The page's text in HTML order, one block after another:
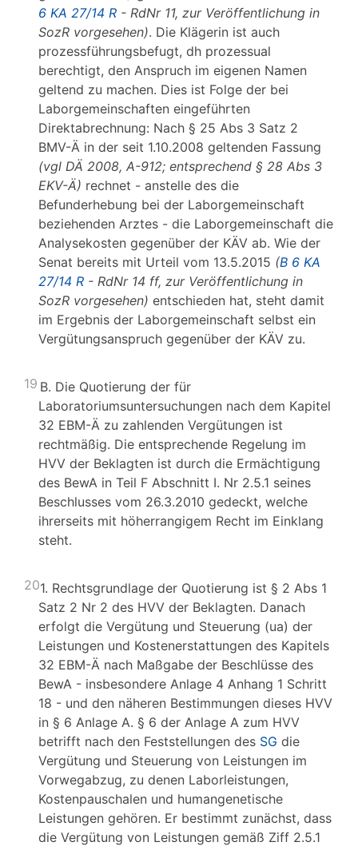
6 KA 27/14 R - RdNr 11, zur Veröffentlichung in
SozR vorgesehen). Die Klägerin ist auch
prozessführungsbefugt, dh prozessual
berechtigt, den Anspruch im eigenen Namen
geltend zu machen. Dies ist Folge der bei
Laborgemeinschaften eingeführten
Direktabrechnung: Nach § 25 Abs 3 Satz 2
BMV-Ä in der seit 1.10.2008 geltenden Fassung
(vgl DÄ 2008, A-912; entsprechend § 28 Abs 3
EKV-Ä) rechnet - anstelle des die
Befunderhebung bei der Laborgemeinschaft
beziehenden Arztes - die Laborgemeinschaft die
Analysekosten gegenüber der KÄV ab. Wie der
Senat bereits mit Urteil vom 13.5.2015 (B 6 KA
27/14 R - RdNr 14 ff, zur Veröffentlichung in
SozR vorgesehen) entschieden hat, steht damit
im Ergebnis der Laborgemeinschaft selbst ein
Vergütungsanspruch gegenüber der KÄV zu.
19 B. Die Quotierung der für
Laboratoriumsuntersuchungen nach dem Kapitel
32 EBM-Ä zu zahlenden Vergütungen ist
rechtmäßig. Die entsprechende Regelung im
HVV der Beklagten ist durch die Ermächtigung
des BewA in Teil F Abschnitt I. Nr 2.5.1 seines
Beschlusses vom 26.3.2010 gedeckt, welche
ihrerseits mit höherrangigem Recht im Einklang
steht.
201. Rechtsgrundlage der Quotierung ist § 2 Abs 1
Satz 2 Nr 2 des HVV der Beklagten. Danach
erfolgt die Vergütung und Steuerung (ua) der
Leistungen und Kostenerstattungen des Kapitels
32 EBM-Ä nach Maßgabe der Beschlüsse des
BewA - insbesondere Anlage 4 Anhang 1 Schritt
18 - und den näheren Bestimmungen dieses HVV
in § 6 Anlage A. § 6 der Anlage A zum HVV
betrifft nach den Feststellungen des SG die
Vergütung und Steuerung von Leistungen im
Vorwegabzug, zu denen Laborleistungen,
Kostenpauschalen und humangenetische
Leistungen gehören. Er bestimmt zunächst, dass
die Vergütung von Leistungen gemäß Ziff 2.5.1